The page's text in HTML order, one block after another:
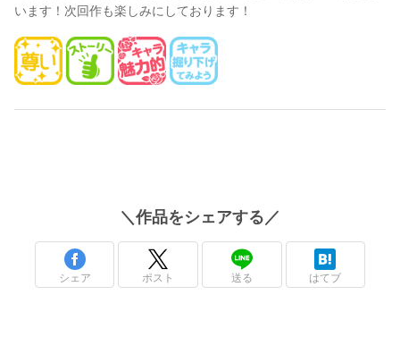
います！次回作も楽しみにしております！
＼作品をシェアする／
シェア ポスト 送る はてブ